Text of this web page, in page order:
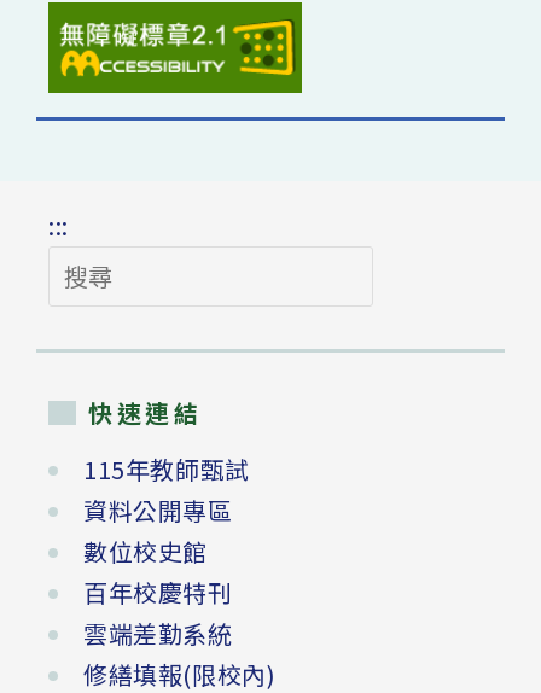
:::
搜
尋
快速連結
115年教師甄試
資料公開專區
數位校史館
百年校慶特刊
雲端差勤系統
修繕填報(限校內)